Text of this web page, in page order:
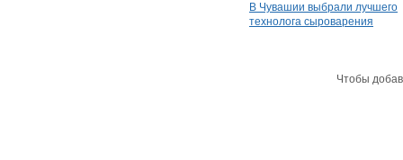
В Чувашии выбрали лучшего
технолога сыроварения
Чтобы